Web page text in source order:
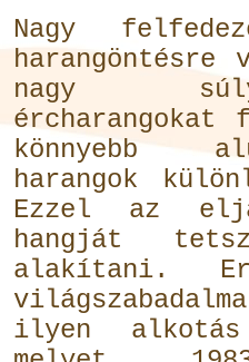
Nagy
harangöntésre
nagy
könnyebb
harangok
Ezzel az
hangját
alakítani.
ilyen alkotás